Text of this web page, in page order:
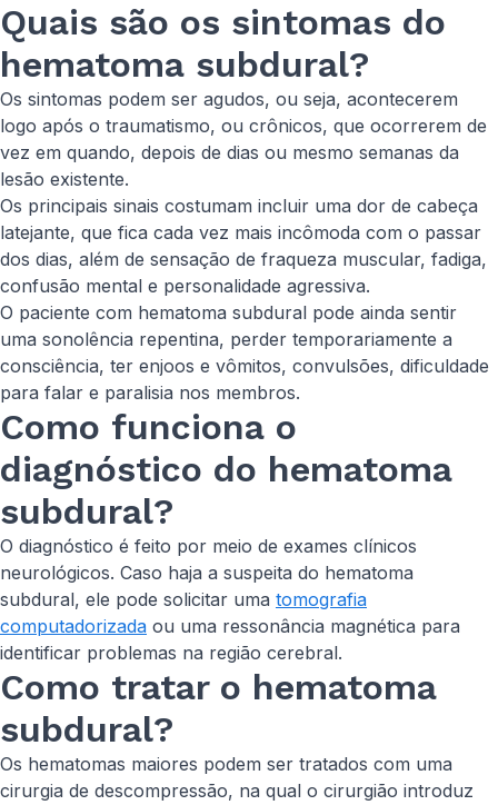
Quais são os sintomas do
hematoma subdural?
Os sintomas podem ser agudos, ou seja, acontecerem
logo após o traumatismo, ou crônicos, que ocorrerem de
vez em quando, depois de dias ou mesmo semanas da
lesão existente.
Os principais sinais costumam incluir uma dor de cabeça
latejante, que fica cada vez mais incômoda com o passar
dos dias, além de sensação de fraqueza muscular, fadiga,
confusão mental e personalidade agressiva.
O paciente com hematoma subdural pode ainda sentir
uma sonolência repentina, perder temporariamente a
consciência, ter enjoos e vômitos, convulsões, dificuldade
para falar e paralisia nos membros.
Como funciona o
diagnóstico do hematoma
subdural?
O diagnóstico é feito por meio de exames clínicos
neurológicos. Caso haja a suspeita do hematoma
subdural, ele pode solicitar uma tomografia
computadorizada ou uma ressonância magnética para
identificar problemas na região cerebral.
Como tratar o hematoma
subdural?
Os hematomas maiores podem ser tratados com uma
cirurgia de descompressão, na qual o cirurgião introduz